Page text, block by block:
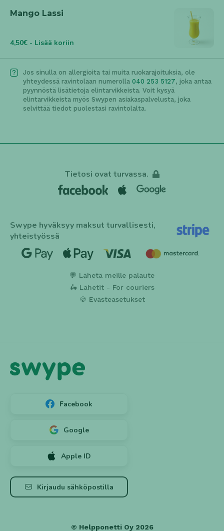
Mango Lassi
4,50€ - Lisää koriin
Jos sinulla on allergioita tai muita ruokarajoituksia, ole
yhteydessä ravintolaan numerolla 040 253 5127, joka antaa
pyynnöstä lisätietoja elintarvikkeista. Voit kysyä
elintarvikkeista myös Swypen asiakaspalvelusta, joka
selvittää tiedot puolestasi ravintolalta.
Tietosi ovat turvassa.
Swype hyväksyy maksut turvallisesti,
yhteistyössä
💬 Lähetä meille palaute
🛵 Lähetit - For couriers
🍪 Evästeasetukset
Facebook
Google
Apple ID
Kirjaudu Luo tili ➕
Kirjaudu sähköpostilla
© Helpponetti Oy 2026